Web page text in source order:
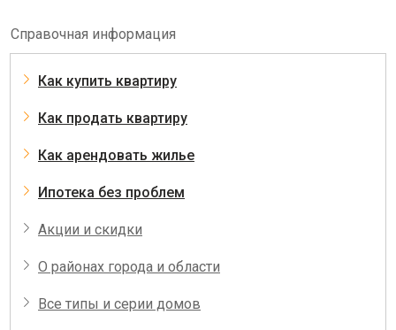
Справочная информация
Как купить квартиру
Как продать квартиру
Как арендовать жилье
Ипотека без проблем
Акции и скидки
О районах города и области
Все типы и серии домов